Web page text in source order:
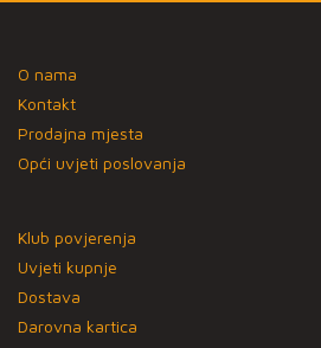
O nama
Kontakt
Prodajna mjesta
Opći uvjeti poslovanja
Klub povjerenja
Uvjeti kupnje
Dostava
Darovna kartica